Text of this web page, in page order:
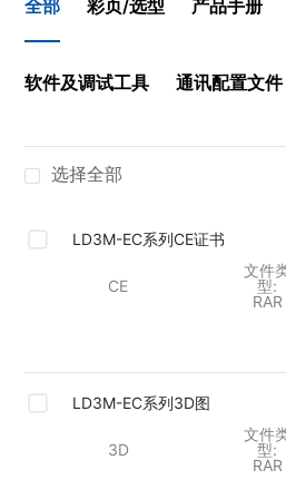
全部 彩页/选型 产品手册
软件及调试工具 通讯配置文件
选择全部
LD3M-EC系列CE证书
CE
文件
型:
RAR
LD3M-EC系列3D图
3D
文件
型:
RAR